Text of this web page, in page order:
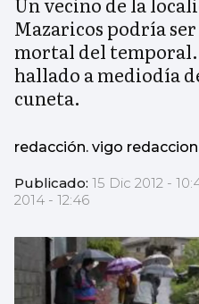
Mazaricos podría
mortal del temporal.
hallado a mediodía
cuneta.
redacción. vigo
Publicado: 15 Dic 2012 -
2014 - 12:46